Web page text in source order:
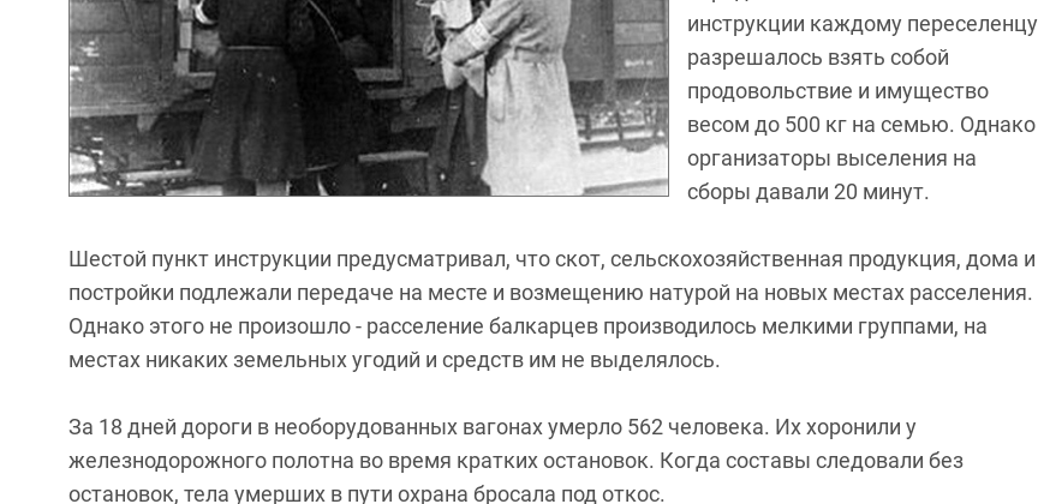
инструкции каждому переселенцу
разрешалось взять собой
продовольствие и имущество
весом до 500 кг на семью. Однако
организаторы выселения на
сборы давали 20 минут.
Шестой пункт инструкции предусматривал, что скот, сельскохозяйственная продукция, дома и
постройки подлежали передаче на месте и возмещению натурой на новых местах расселения.
Однако этого не произошло - расселение балкарцев производилось мелкими группами, на
местах никаких земельных угодий и средств им не выделялось.
За 18 дней дороги в необорудованных вагонах умерло 562 человека. Их хоронили у
железнодорожного полотна во время кратких остановок. Когда составы следовали без
остановок, тела умерших в пути охрана бросала под откос.